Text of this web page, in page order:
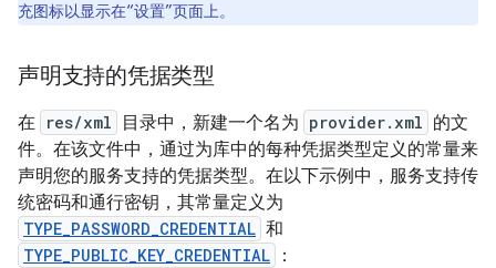
充图标以显示在“设置”页面上。
声明支持的凭据类型
在 res/xml 目录中，新建一个名为 provider.xml 的文
件。在该文件中，通过为库中的每种凭据类型定义的常量来
声明您的服务支持的凭据类型。在以下示例中，服务支持传
统密码和通行密钥，其常量定义为
TYPE_PASSWORD_CREDENTIAL 和
TYPE_PUBLIC_KEY_CREDENTIAL ：